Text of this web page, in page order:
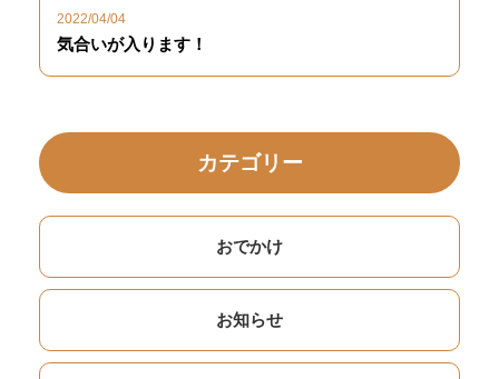
2022/04/04
気合いが入ります！
カテゴリー
おでかけ
お知らせ